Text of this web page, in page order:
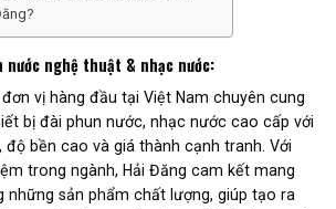
nghệ thuật & nhạc nước:
vị hàng đầu tại Việt Nam chuyên cung
bị đài phun nước, nhạc nước cao cấp với
bền cao và giá thành cạnh tranh. Với
trong ngành, Hải Đăng cam kết mang
những sản phẩm chất lượng, giúp tạo ra